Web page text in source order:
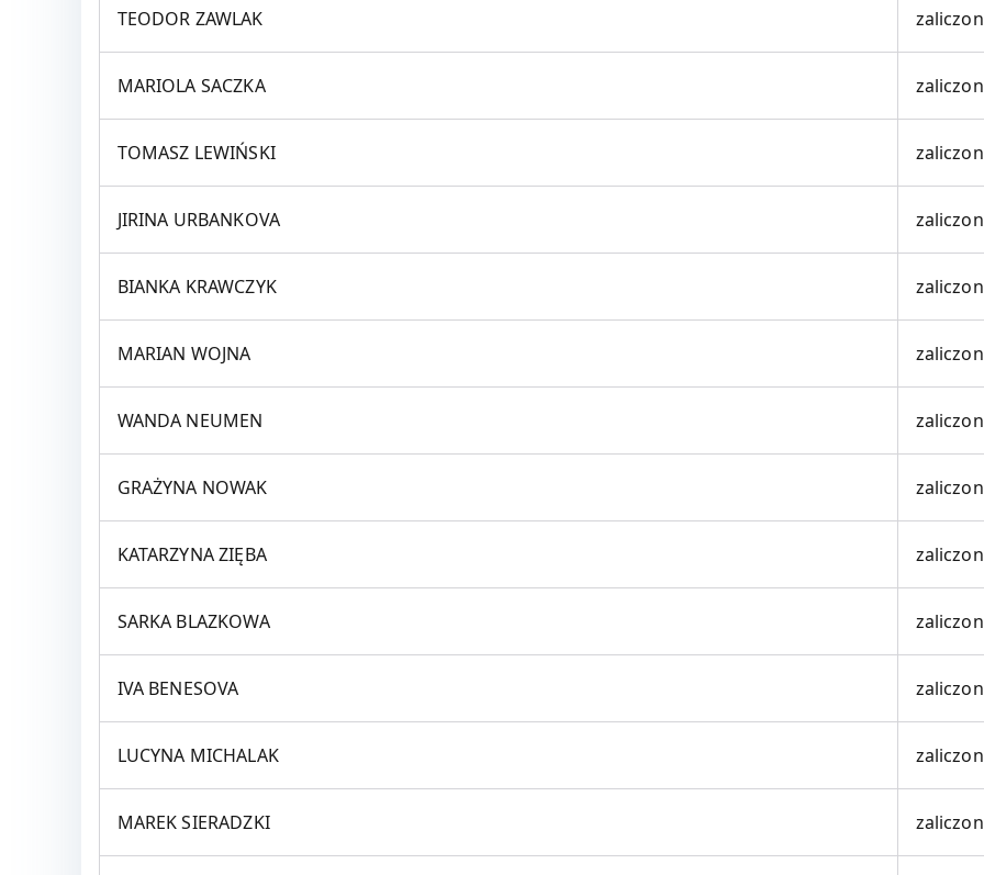
TEODOR ZAWLAK
MARIOLA SACZKA
TOMASZ LEWIŃSKI
JIRINA URBANKOVA
BIANKA KRAWCZYK
MARIAN WOJNA
WANDA NEUMEN
GRAŻYNA NOWAK
KATARZYNA ZIĘBA
SARKA BLAZKOWA
IVA BENESOVA
LUCYNA MICHALAK
MAREK SIERADZKI